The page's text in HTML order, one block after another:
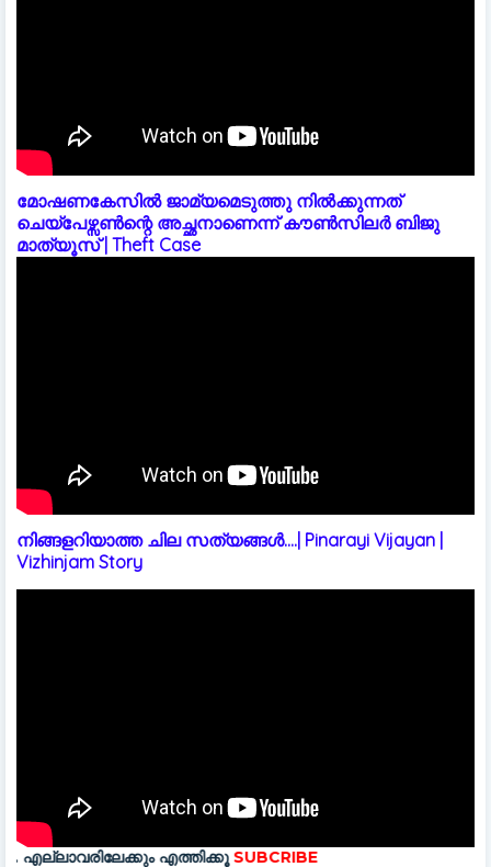
മോഷണകേസിൽ ജാമ്യമെടുത്തു നിൽക്കുന്നത്
ചെയ്പേഴ്സൺന്റെ അച്ഛനാണെന്ന് കൗൺസിലർ ബിജു
മാത്യൂസ് | Theft Case
നിങ്ങളറിയാത്ത ചില സത്യങ്ങൾ....| Pinarayi Vijayan |
Vizhinjam Story
എത്തിക്കൂSUBCRIBE